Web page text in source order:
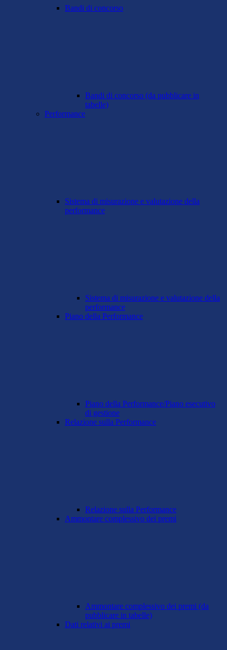
Bandi di concorso
Bandi di concorso (da pubblicare in
tabelle)
Performance
Sistema di misurazione e valutazione della
performance
Sistema di misurazione e valutazione della
performance
Piano della Performance
Piano della Performance/Piano esecutivo
di gestione
Relazione sulla Performance
Relazione sulla Performance
Ammontare complessivo dei premi
Ammontare complessivo dei premi (da
pubblicare in tabelle)
Dati relativi ai premi